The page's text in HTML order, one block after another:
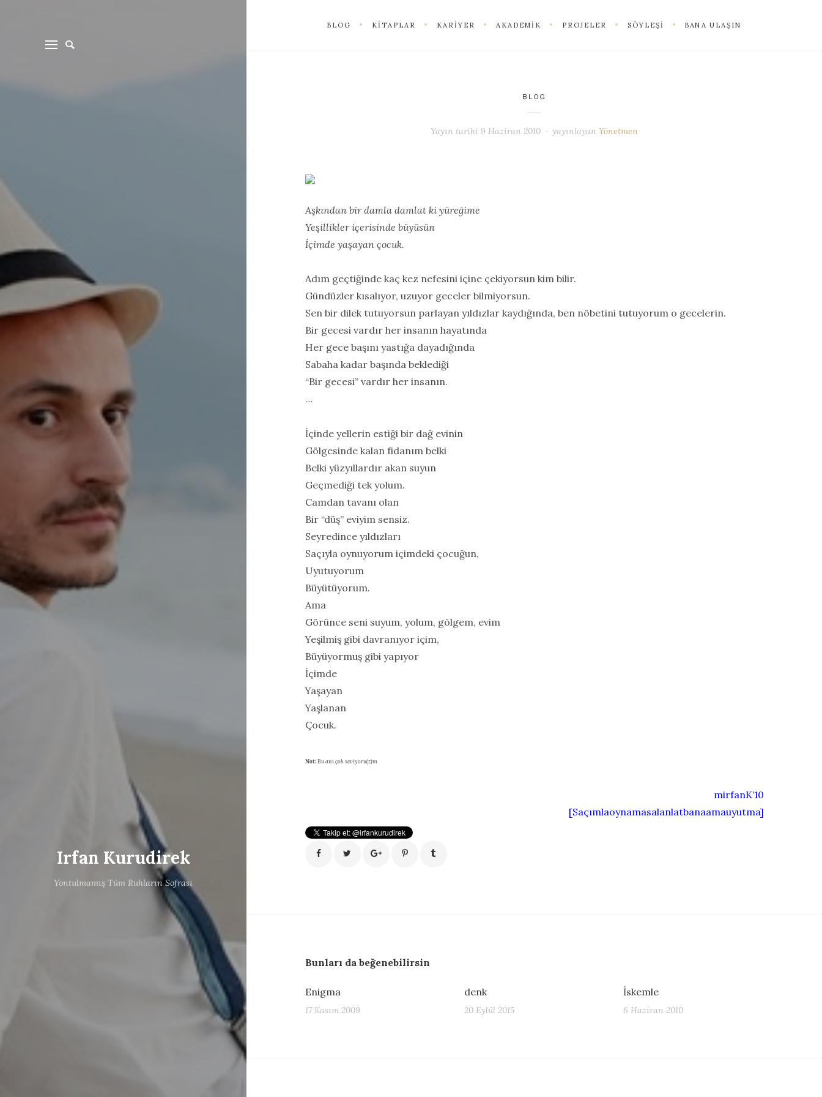
Irfan Kurudirek
Yontulmamış Tüm Ruhların Sofrası
BLOG KITAPLAR KARIYER AKADEMIK PROJELER SÖYLEŞI BANA ULAŞIN
BLOG
Yayın tarihi 9 Haziran 2010 yayınlayanYönetmen
Aşkından bir damla damlat ki yüreğime
Yeşillikler içerisinde büyüsün
İçimde yaşayan çocuk.
Adım geçtiğinde kaç kez nefesini içine çekiyorsun kim bilir.
Gündüzler kısalıyor, uzuyor geceler bilmiyorsun.
Sen bir dilek tutuyorsun parlayan yıldızlar kaydığında, ben nöbetini tutuyorum o gecelerin.
Bir gecesi vardır her insanın hayatında
Her gece başını yastığa dayadığında
Sabaha kadar başında beklediği
“Bir gecesi” vardır her insanın.
…
İçinde yellerin estiği bir dağ evinin
Gölgesinde kalan fidanım belki
Belki yüzyıllardır akan suyun
Geçmediği tek yolum.
Camdan tavanı olan
Bir “düş” eviyim sensiz.
Seyredince yıldızları
Saçıyla oynuyorum içimdeki çocuğun,
Uyutuyorum
Büyütüyorum.
Ama
Görünce seni suyum, yolum, gölgem, evim
Yeşilmiş gibi davranıyor içim,
Büyüyormuş gibi yapıyor
İçimde
Yaşayan
Yaşlanan
Çocuk.
Not:Bu anı çok seviyoru(z)m
mirfanK’10
[Saçımlaoynamasalanlatbanaamauyutma]
Bunları da beğenebilirsin
Enigma
17 Kasım 2009
denk
20 Eylül 2015
İskemle
6 Haziran 2010